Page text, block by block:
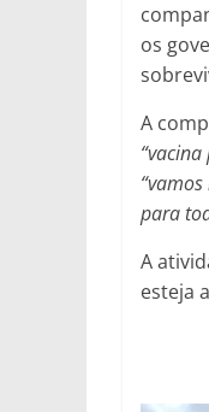
os
A
para
A
esteja